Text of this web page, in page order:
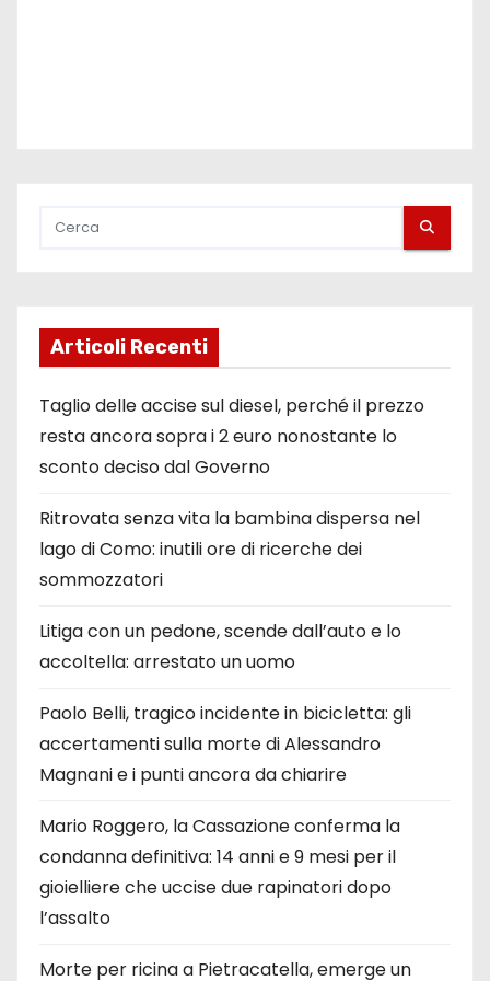
Articoli Recenti
Taglio delle accise sul diesel, perché il prezzo
resta ancora sopra i 2 euro nonostante lo
sconto deciso dal Governo
Ritrovata senza vita la bambina dispersa nel
lago di Como: inutili ore di ricerche dei
sommozzatori
Litiga con un pedone, scende dall’auto e lo
accoltella: arrestato un uomo
Paolo Belli, tragico incidente in bicicletta: gli
accertamenti sulla morte di Alessandro
Magnani e i punti ancora da chiarire
Mario Roggero, la Cassazione conferma la
condanna definitiva: 14 anni e 9 mesi per il
gioielliere che uccise due rapinatori dopo
l’assalto
Morte per ricina a Pietracatella, emerge un